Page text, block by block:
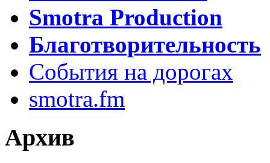
Smotra Production
Благотворительность
События на дорогах
smotra.fm
Архив